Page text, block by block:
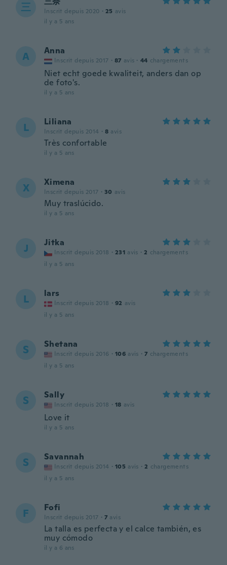
三 Inscrit depuis 2020 · 25 avis
il y a 5 ans
A Anna
Inscrit depuis 2017 · 87 avis · 44 chargements
Niet echt goede kwaliteit, anders dan op
de foto's.
il y a 5 ans
L Liliana
Inscrit depuis 2014 · 8 avis
Très confortable
il y a 5 ans
X Ximena
Inscrit depuis 2017 · 30 avis
Muy traslúcido.
il y a 5 ans
J Jitka
Inscrit depuis 2018 · 231 avis · 2 chargements
il y a 5 ans
L lars
Inscrit depuis 2018 · 92 avis
il y a 5 ans
S Shetana
Inscrit depuis 2016 · 106 avis · 7 chargements
il y a 5 ans
S Sally
Inscrit depuis 2018 · 18 avis
Love it
il y a 5 ans
S Savannah
Inscrit depuis 2014 · 105 avis · 2 chargements
il y a 5 ans
F Fofi
Inscrit depuis 2017 · 7 avis
La talla es perfecta y el calce también, es
muy cómodo
il y a 6 ans